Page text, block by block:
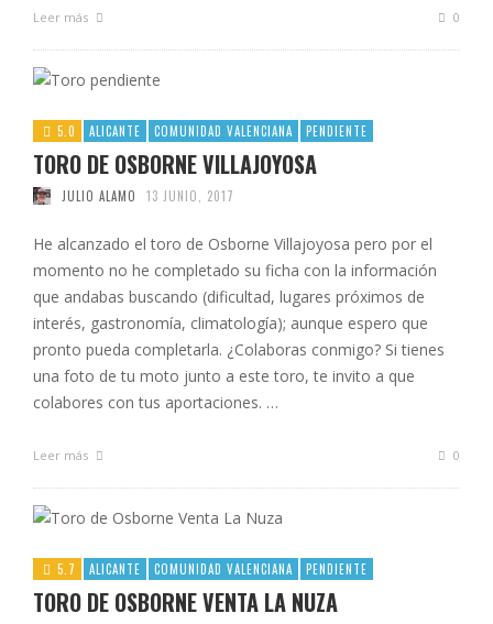
Leer más 0
5.0 ALICANTE COMUNIDAD VALENCIANA PENDIENTE
TORO DE OSBORNE VILLAJOYOSA
JULIO ALAMO 13 JUNIO, 2017
He alcanzado el toro de Osborne Villajoyosa pero por el
momento no he completado su ficha con la información
que andabas buscando (dificultad, lugares próximos de
interés, gastronomía, climatología); aunque espero que
pronto pueda completarla. ¿Colaboras conmigo? Si tienes
una foto de tu moto junto a este toro, te invito a que
colabores con tus aportaciones. …
Leer más 0
5.7 ALICANTE COMUNIDAD VALENCIANA PENDIENTE
TORO DE OSBORNE VENTA LA NUZA